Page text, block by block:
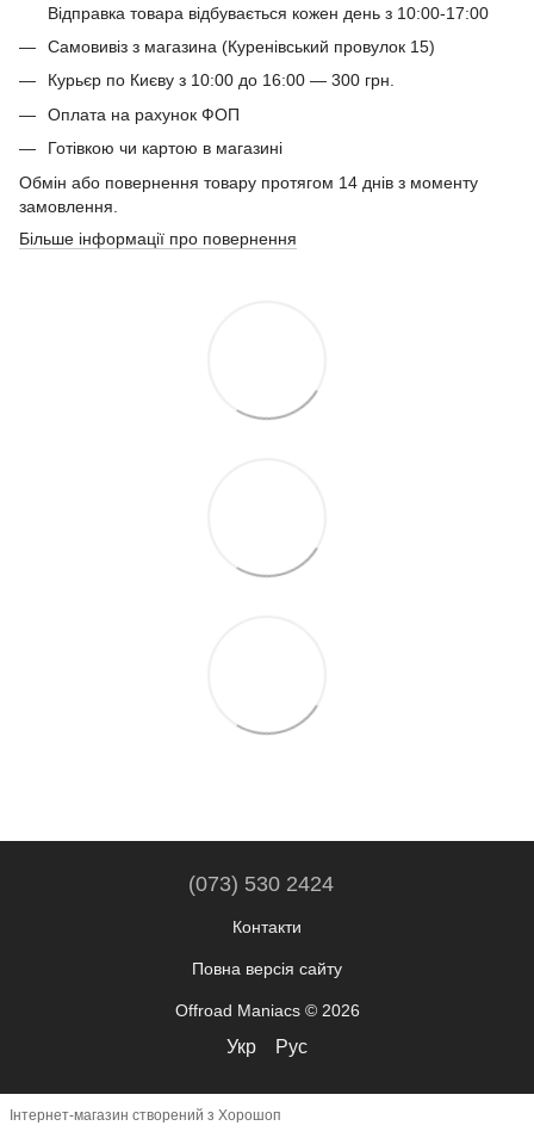
Відправка товара відбувається кожен день з 10:00-17:00
Самовивіз з магазина (Куренівський провулок 15)
Курьєр по Києву з 10:00 до 16:00 — 300 грн.
Оплата на рахунок ФОП
Готівкою чи картою в магазині
Обмін або повернення товару протягом 14 днів з моменту
замовлення.
Більше інформації про повернення
(073) 530 2424
Контакти
Повна версія сайту
Offroad Maniacs © 2026
Укр Рус
Інтернет-магазин створений з Хорошоп